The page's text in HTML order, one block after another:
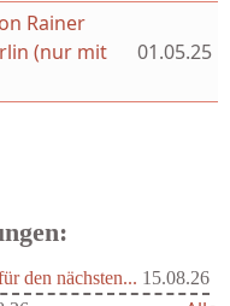
Rainer
(nur mit
01.05.25
den nächsten... 15.08.26